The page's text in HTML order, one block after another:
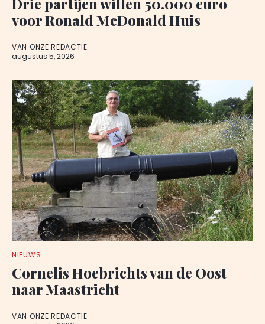
voor Ronald McDonald Huis
VAN ONZE REDACTIE
augustus 5, 2026
NIEUWS
Cornelis Hoebrichts van de Oost
naar Maastricht
VAN ONZE REDACTIE